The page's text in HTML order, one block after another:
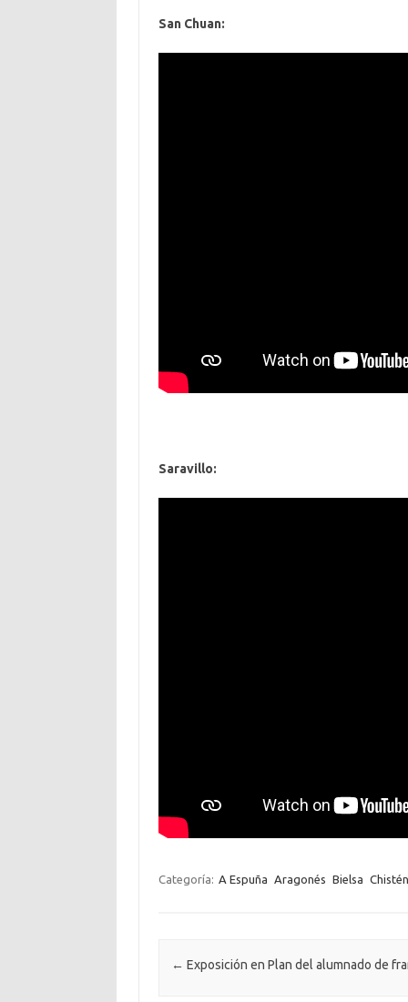
San Chuan:
Saravillo:
Categoría: A Espuña Aragonés Bielsa Chistén
Navegación de entradas
← Exposición en Plan del alumnado de